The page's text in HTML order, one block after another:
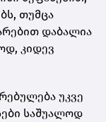
თუმცა
დაბალია
კიდევ
უკვე
საშუალოდ